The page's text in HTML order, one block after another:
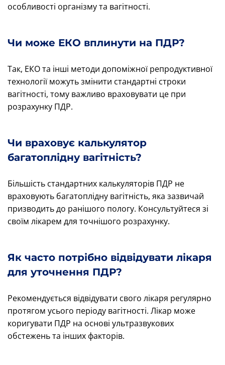
особливості організму та вагітності.
Чи може ЕКО вплинути на ПДР?
Так, ЕКО та інші методи допоміжної репродуктивної
технології можуть змінити стандартні строки
вагітності, тому важливо враховувати це при
розрахунку ПДР.
Чи враховує калькулятор
багатоплідну вагітність?
Більшість стандартних калькуляторів ПДР не
враховують багатоплідну вагітність, яка зазвичай
призводить до ранішого пологу. Консультуйтеся зі
своїм лікарем для точнішого розрахунку.
Як часто потрібно відвідувати лікаря
для уточнення ПДР?
Рекомендується відвідувати свого лікаря регулярно
протягом усього періоду вагітності. Лікар може
коригувати ПДР на основі ультразвукових
обстежень та інших факторів.